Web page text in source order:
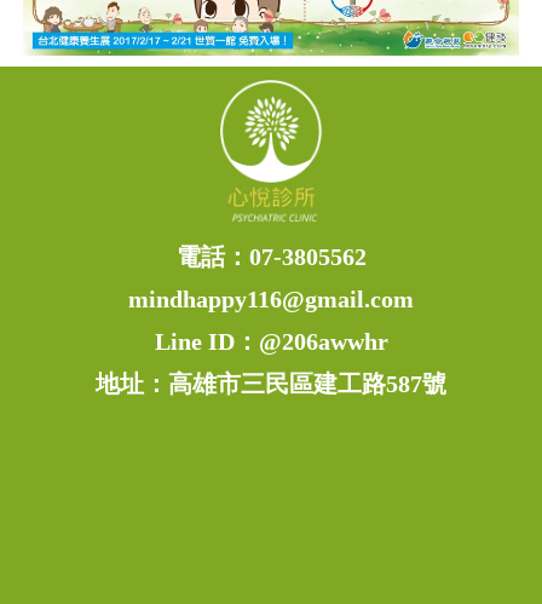
電話： 07-3805562
mindhappy116@gmail.com
Line ID： @206awwhr
地址：高雄市三民區建工路587號